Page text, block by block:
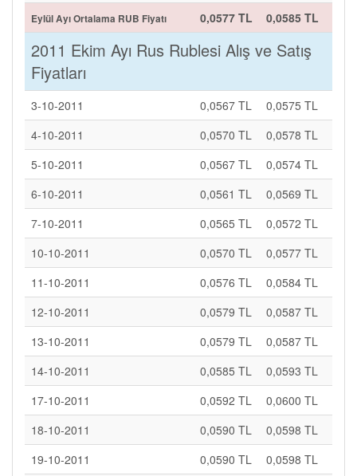
Eylül Ayı Ortalama RUB Fiyatı 0,0577 TL 0,0585 TL
2011 Ekim Ayı Rus Rublesi Alış ve Satış
Fiyatları
3-10-2011 0,0567 TL
0,0575 TL
4-10-2011
0,0570 TL
0,0578 TL
5-10-2011
0,0567 TL
0,0574 TL
6-10-2011
0,0561 TL
0,0569 TL
7-10-2011
0,0565 TL
0,0572 TL
10-10-2011
0,0570 TL
0,0577 TL
11-10-2011
0,0576 TL
0,0584 TL
12-10-2011
0,0579 TL
0,0587 TL
13-10-2011
0,0579 TL
0,0587 TL
14-10-2011
0,0585 TL
0,0593 TL
17-10-2011
0,0592 TL
0,0600 TL
18-10-2011
0,0590 TL
0,0598 TL
19-10-2011
0,0590 TL 0,0598 TL